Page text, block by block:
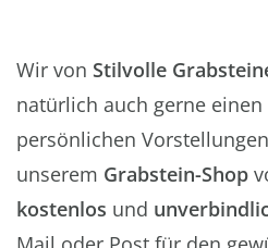
Wir von Stilvolle
natürlich auch gerne
persönlichen
unserem Grabstein-Shop
kostenlos und